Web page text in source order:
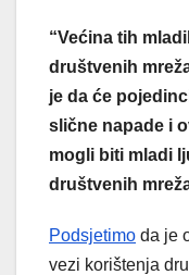
“Većina tih
društvenih
je da će
slične napade i
mogli biti mladi
društvenih
Podsjetimo da je
vezi korištenja